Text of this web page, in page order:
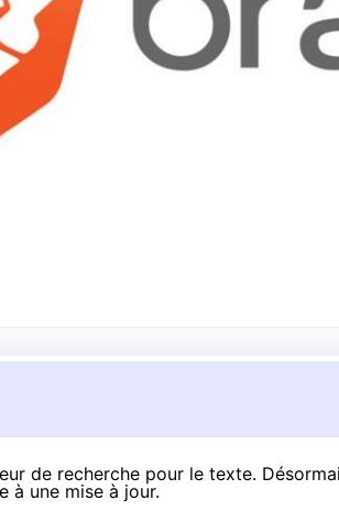
de recherche pour le texte.
à une mise à jour.